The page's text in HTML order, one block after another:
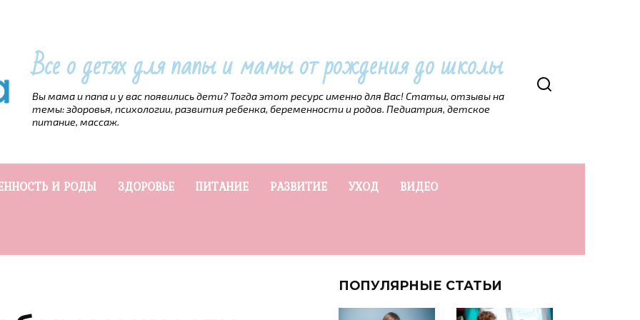
Все о детях для папы и мамы от рождения до школы
Вы мама и папа и у вас появились дети? Тогда этот ресурс именно для Вас! Статьи, отзывы на
темы: здоровья, психологии, развития ребенка, беременности и родов. Педиатрия, детское
питание, массаж.
И РОДЫ ЗДОРОВЬЕ ПИТАНИЕ РАЗВИТИЕ УХОД ВИДЕО
ПОПУЛЯРНЫЕ СТАТЬИ